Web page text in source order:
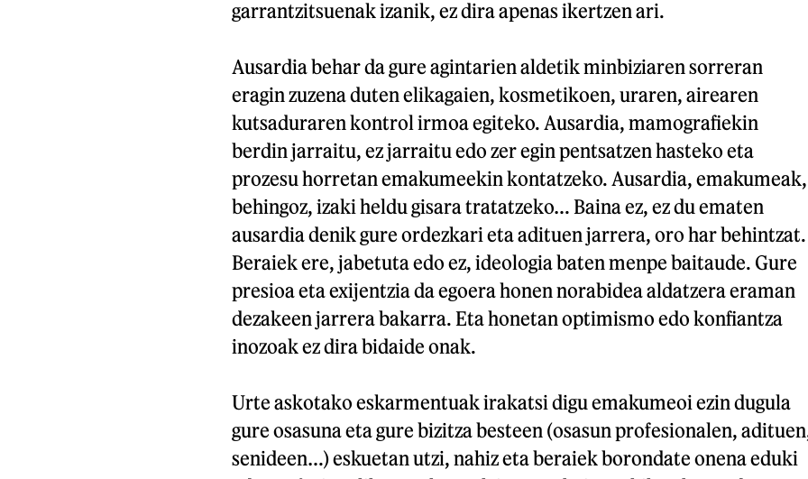
garrantzitsuenak izanik, ez dira apenas ikertzen ari.
Ausardia behar da gure agintarien aldetik minbiziaren sorreran
eragin zuzena duten elikagaien, kosmetikoen, uraren, airearen
kutsaduraren kontrol irmoa egiteko. Ausardia, mamografiekin
berdin jarraitu, ez jarraitu edo zer egin pentsatzen hasteko eta
prozesu horretan emakumeekin kontatzeko. Ausardia, emakumeak,
behingoz, izaki heldu gisara tratatzeko… Baina ez, ez du ematen
ausardia denik gure ordezkari eta adituen jarrera, oro har behintzat.
Beraiek ere, jabetuta edo ez, ideologia baten menpe baitaude. Gure
presioa eta exijentzia da egoera honen norabidea aldatzera eraman
dezakeen jarrera bakarra. Eta honetan optimismo edo konfiantza
inozoak ez dira bidaide onak.
Urte askotako eskarmentuak irakatsi digu emakumeoi ezin dugula
gure osasuna eta gure bizitza besteen (osasun profesionalen,
senideen…) eskuetan utzi, nahiz eta beraiek borondate onena eduki